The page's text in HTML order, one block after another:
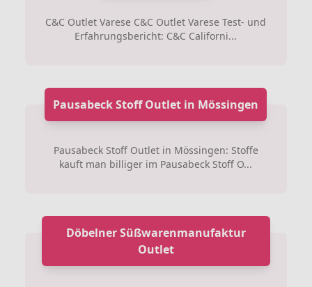
C&C Outlet Varese C&C Outlet Varese Test- und
Erfahrungsbericht: C&C Californi...
Pausabeck Stoff Outlet in Mössingen
Pausabeck Stoff Outlet in Mössingen: Stoffe
kauft man billiger im Pausabeck Stoff O...
Döbelner Süßwarenmanufaktur
Outlet